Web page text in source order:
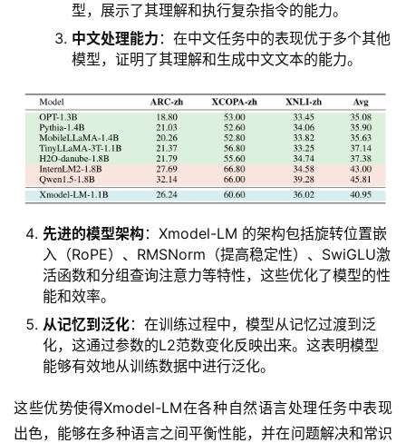
型，展示了其理解和执行复杂指令的能力。
中文处理能力 ：在中文任务中的表现优于多个其他
模型，证明了其理解和生成中文文本的能力。
先进的模型架构：Xmodel-LM 的架构包括旋转位置嵌
入（RoPE）、RMSNorm（提高稳定性）、SwiGLU激
活函数和分组查询注意力等特性，这些优化了模型的性
能和效率。
从记忆到泛化：在训练过程中，模型从记忆过渡到泛
化，这通过参数的L2范数变化反映出来。这表明模型
能够有效地从训练数据中进行泛化。
这些优势使得Xmodel-LM在各种自然语言处理任务中表现
出色，能够在多种语言之间平衡性能，并在问题解决和常识